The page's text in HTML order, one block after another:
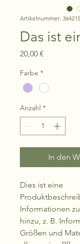
Artikelnummer:
Das ist
20,00 €
Farbe *
Anzahl *
In den
Dies ist eine
Informationen
hinzu, z. B.
Größen und